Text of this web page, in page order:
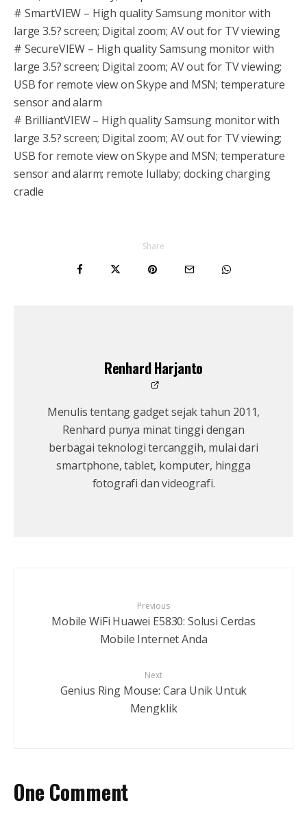
# SmartVIEW – High quality Samsung monitor with
large 3.5? screen; Digital zoom; AV out for TV viewing
# SecureVIEW – High quality Samsung monitor with
large 3.5? screen; Digital zoom; AV out for TV viewing;
USB for remote view on Skype and MSN; temperature
sensor and alarm
# BrilliantVIEW – High quality Samsung monitor with
large 3.5? screen; Digital zoom; AV out for TV viewing;
USB for remote view on Skype and MSN; temperature
sensor and alarm; remote lullaby; docking charging
cradle
Share
Renhard Harjanto
Menulis tentang gadget sejak tahun 2011,
Renhard punya minat tinggi dengan
berbagai teknologi tercanggih, mulai dari
smartphone, tablet, komputer, hingga
fotografi dan videografi.
Previous
Mobile WiFi Huawei E5830: Solusi Cerdas
Mobile Internet Anda
Next
Genius Ring Mouse: Cara Unik Untuk
Mengklik
One Comment